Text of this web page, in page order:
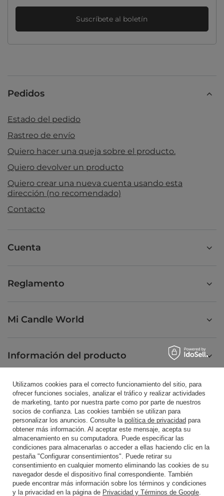
Suscríbete al boletín
Pedidos
Estado del pedido
Rastreo de envío
Quiero hacer una queja sobre el producto.
Quiero devolver un producto
Quiero crear una nueva cuenta usando esta
dirección (no recomendado)
Contacto
Cuenta
Reglamento
Mi Candle World
Información del producto
Velas perfumadas
Atajo
Blog
Utilizamos cookies para el correcto funcionamiento del sitio, para
ofrecer funciones sociales, analizar el tráfico y realizar actividades
de marketing, tanto por nuestra parte como por parte de nuestros
socios de confianza. Las cookies también se utilizan para
personalizar los anuncios. Consulte la política de privacidad para
obtener más información. Al aceptar este mensaje, acepta su
almacenamiento en su computadora. Puede especificar las
condiciones para almacenarlas o acceder a ellas haciendo clic en la
pestaña "Configurar consentimientos". Puede retirar su
consentimiento en cualquier momento eliminando las cookies de su
navegador desde el dispositivo final correspondiente. También
puede encontrar más información sobre los términos y condiciones
y la privacidad en la página de Privacidad y Términos de Google.